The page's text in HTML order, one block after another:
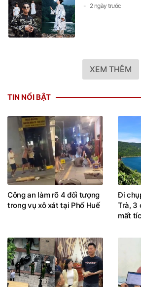
2 ngày trước
XEM THÊM
TIN NỔI BẬT
Công an làm rõ 4 đối tượng
trong vụ xô xát tại Phố Huế
Đi
Trà, 3
mất